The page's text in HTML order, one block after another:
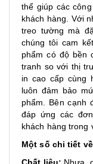
thể giúp các
khách hàng. Với
treo tường mà
chúng tôi cam
phẩm có độ bền
tranh so với thị
in cao cấp cùng
luôn đảm bảo
phẩm. Bên cạnh
đáp ứng các
khách hàng trong
Một số chi tiết